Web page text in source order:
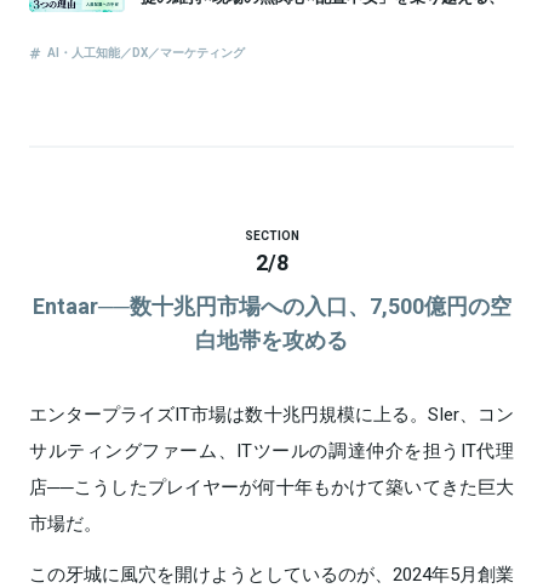
SECTION
2/8
Entaar──数十兆円市場への入口、7,500億円の空
白地帯を攻める
エンタープライズIT市場は数十兆円規模に上る。SIer、コン
サルティングファーム、ITツールの調達仲介を担うIT代理
店──こうしたプレイヤーが何十年もかけて築いてきた巨大
市場だ。
この牙城に風穴を開けようとしているのが、2024年5月創業